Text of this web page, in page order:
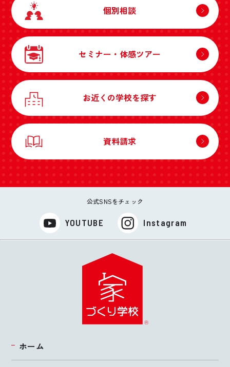
個別相談
セミナー・体感ツアー
お近くの学校を探す
資料請求
公式SNSをチェック
YOUTUBE Instagram
ホーム